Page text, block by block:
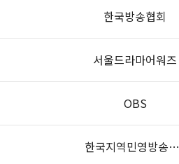
한국방송협회
서울드라마어워즈
OBS
한국지역민영방송협회